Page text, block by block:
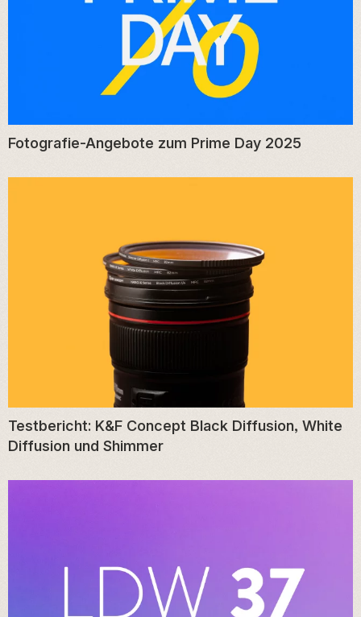
Fotografie-Angebote zum Prime Day 2025
Testbericht: K&F Concept Black Diffusion, White
Diffusion und Shimmer